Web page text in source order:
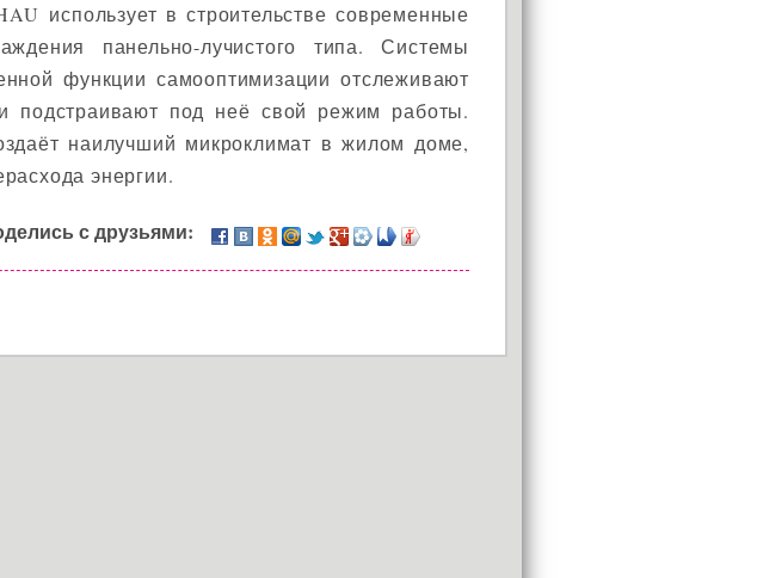
использует в строительстве современные
панельно-лучистого типа. Системы
функции самооптимизации отслеживают
подстраивают под неё свой режим работы.
наилучший микроклимат в жилом доме,
энергии.
с друзьями: